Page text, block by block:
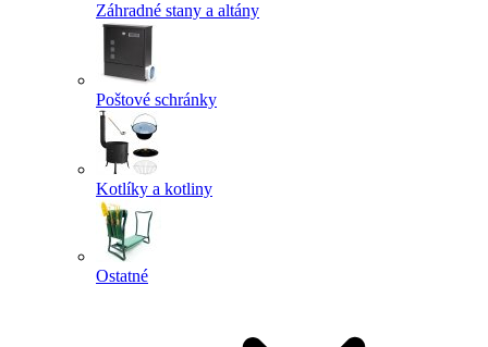
Záhradné stany a altány
Poštové schránky
Kotlíky a kotliny
Ostatné